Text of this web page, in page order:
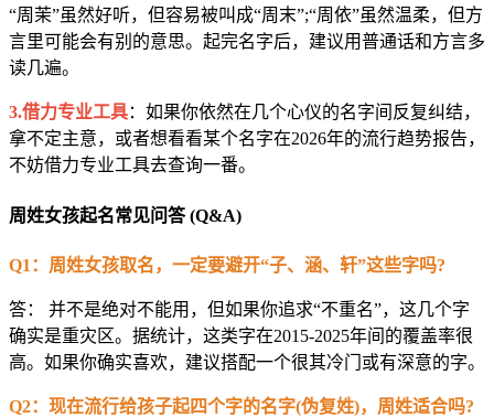
“周茉”虽然好听，但容易被叫成“周末”;“周依”虽然温柔，但方
言里可能会有别的意思。起完名字后，建议用普通话和方言多
读几遍。
3.借力专业工具：如果你依然在几个心仪的名字间反复纠结，
拿不定主意，或者想看看某个名字在2026年的流行趋势报告，
不妨借力专业工具去查询一番。
周姓女孩起名常见问答 (Q&A)
Q1：周姓女孩取名，一定要避开“子、涵、轩”这些字吗?
答： 并不是绝对不能用，但如果你追求“不重名”，这几个字
确实是重灾区。据统计，这类字在2015-2025年间的覆盖率很
高。如果你确实喜欢，建议搭配一个很其冷门或有深意的字。
Q2：现在流行给孩子起四个字的名字(伪复姓)，周姓适合吗?